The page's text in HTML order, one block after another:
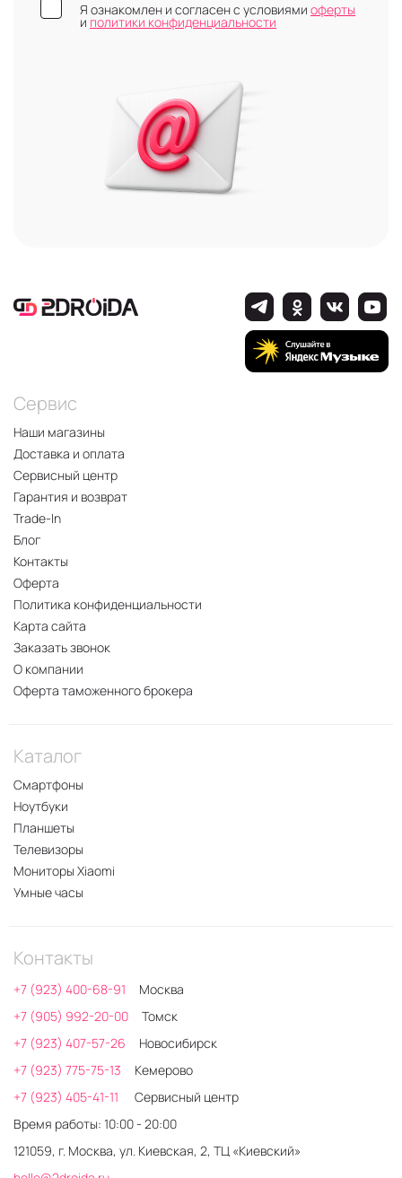
Я ознакомлен и согласен с условиями оферты
и политики конфиденциальности
Сервис
Наши магазины
Доставка и оплата
Сервисный центр
Гарантия и возврат
Trade-In
Блог
Контакты
Оферта
Политика конфиденциальности
Карта сайта
Заказать звонок
О компании
Оферта таможенного брокера
Каталог
Смартфоны
Ноутбуки
Планшеты
Телевизоры
Мониторы Xiaomi
Умные часы
Контакты
+7 (923) 400-68-91
Москва
+7 (905) 992-20-00
Томск
+7 (923) 407-57-26
Новосибирск
+7 (923) 775-75-13
Кемерово
+7 (923) 405-41-11
Сервисный центр
Время работы: 10:00 - 20:00
121059, г. Москва, ул. Киевская, 2, ТЦ «Киевский»